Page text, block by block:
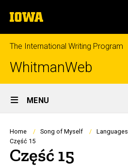
to
content
The
University
of
Iowa
The International Writing Program
WhitmanWeb
Site
Main
Navigation
MENU
Breadcrumb
Home Song of Myself Languages
Część 15
Część 15